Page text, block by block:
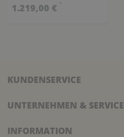
1.219,00 € *
KUNDENSERVICE
UNTERNEHMEN & SERVICE
INFORMATION